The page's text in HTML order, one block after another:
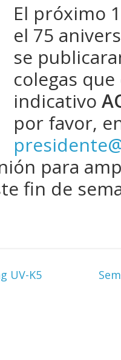
El próximo
el 75
se
colegas
indicativo
por favor,
para
fin de
UV-K5